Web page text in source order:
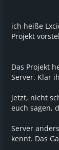
ich heiße
Projekt
Das Projekt
Server. Klar
jetzt, nicht
euch sagen,
Server
kennt. Das